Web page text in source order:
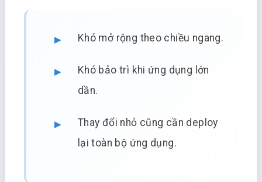
Khó mở rộng theo chiều ngang.
Khó bảo trì khi ứng dụng lớn
dần.
Thay đổi nhỏ cũng cần deploy
lại toàn bộ ứng dụng.